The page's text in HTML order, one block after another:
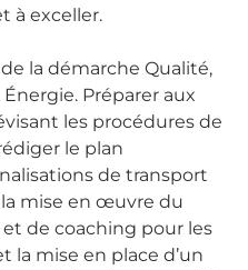
à exceller.
la démarche Qualité,
Préparer aux
les procédures de
le plan
de transport
mise en œuvre du
de coaching pour les
la mise en place d’un